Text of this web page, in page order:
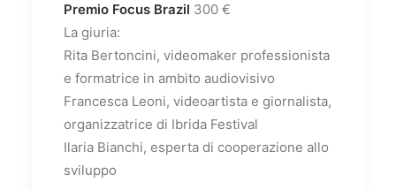
Premio Focus Brazil 300 €
La giuria:
Rita Bertoncini, videomaker professionista
e formatrice in ambito audiovisivo
Francesca Leoni, videoartista e giornalista,
organizzatrice di Ibrida Festival
Ilaria Bianchi, esperta di cooperazione allo
sviluppo